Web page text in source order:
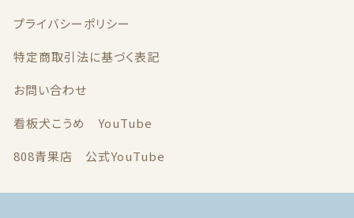
プライバシーポリシー
特定商取引法に基づく表記
お問い合わせ
看板犬こうめ YouTube
808青果店 公式YouTube